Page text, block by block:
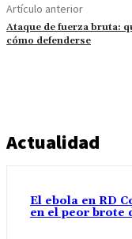
Artículo anterior
Ataque de fuerza bruta:
cómo defenderse
Actualidad
El ebola en RD
en el peor brote